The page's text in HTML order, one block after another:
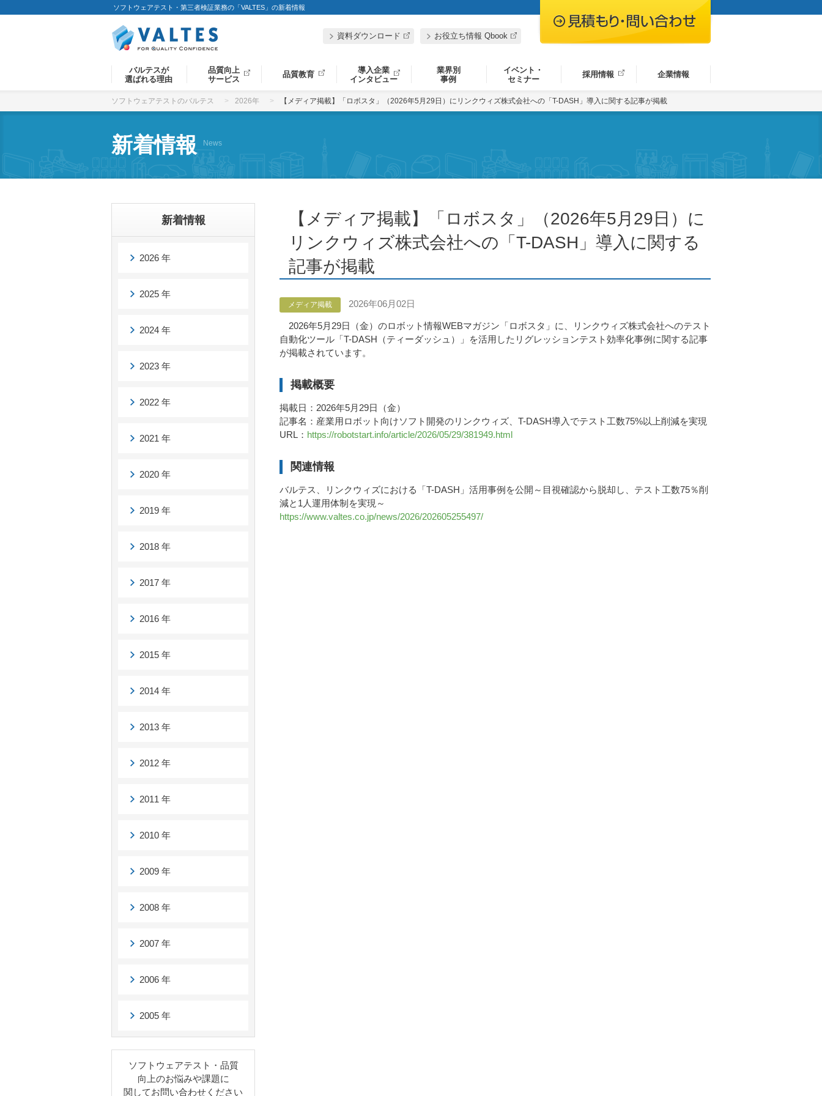
ソフトウェアテスト・第三者検証業務の「VALTES」の新着情報
資料ダウンロード お役立ち情報 Qbook
バルテスが
選ばれる理由
品質向上
サービス
品質教育
導入企業
インタビュー
業界別
事例
イベント・
セミナー
採用情報 企業情報
ソフトウェアテストのバルテス 2026年 【メディア掲載】「ロボスタ」（2026年5月29日）にリンクウィズ株式会社への「T-DASH」導入に関する記事が掲載
新着情報 News
【メディア掲載】「ロボスタ」（2026年5月29日）に
リンクウィズ株式会社への「T-DASH」導入に関する
記事が掲載
メディア掲載 2026年06月02日
2026年5月29日（金）のロボット情報WEBマガジン「ロボスタ」に、リンクウィズ株式会社へのテスト
自動化ツール「T-DASH（ティーダッシュ）」を活用したリグレッションテスト効率化事例に関する記事
が掲載されています。
掲載概要
掲載日：2026年5月29日（金）
記事名：産業用ロボット向けソフト開発のリンクウィズ、T-DASH導入でテスト工数75%以上削減を実現
URL： https://robotstart.info/article/2026/05/29/381949.html
関連情報
バルテス、リンクウィズにおける「T-DASH」活用事例を公開～目視確認から脱却し、テスト工数75％削
減と1人運用体制を実現～
https://www.valtes.co.jp/news/2026/202605255497/
新着情報
2026 年
2025 年
2024 年
2023 年
2022 年
2021 年
2020 年
2019 年
2018 年
2017 年
2016 年
2015 年
2014 年
2013 年
2012 年
2011 年
2010 年
2009 年
2008 年
2007 年
2006 年
2005 年
ソフトウェアテスト・品質
向上のお悩みや課題に
関してお問い合わせください